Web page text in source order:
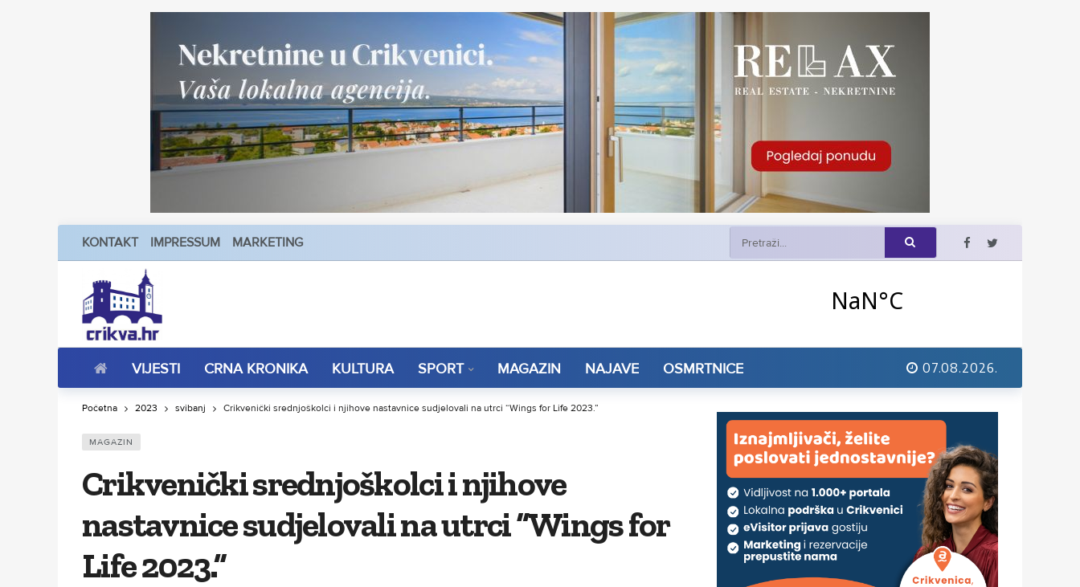
KONTAKT IMPRESSUM MARKETING
VIJESTI CRNA KRONIKA KULTURA SPORT MAGAZIN NAJAVE OSMRTNICE 07.08.2026.
Početna 2023 svibanj Crikvenički srednjoškolci i njihove nastavnice sudjelovali na utrci “Wings for Life 2023.”
MAGAZIN
Crikvenički srednjoškolci i njihove
nastavnice sudjelovali na utrci “Wings for
Life 2023.”